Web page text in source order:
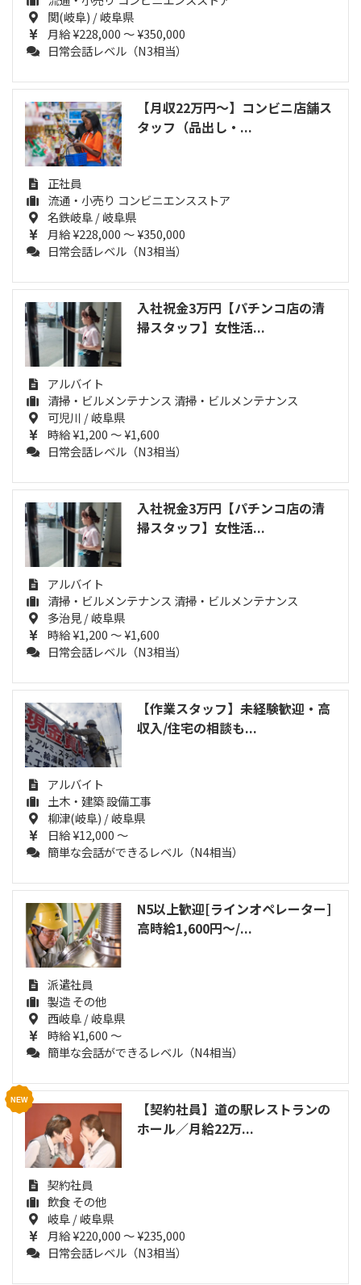
関(岐阜) / 岐阜県
月給 ¥228,000 ～ ¥350,000
日常会話レベル（N3相当）
【月収22万円～】コンビニ店舗ス
タッフ（品出し・...
正社員
流通・小売り コンビニエンスストア
名鉄岐阜 / 岐阜県
月給 ¥228,000 ～ ¥350,000
日常会話レベル（N3相当）
入社祝金3万円【パチンコ店の清
掃スタッフ】女性活...
アルバイト
清掃・ビルメンテナンス 清掃・ビルメンテナンス
可児川 / 岐阜県
時給 ¥1,200 ～ ¥1,600
日常会話レベル（N3相当）
入社祝金3万円【パチンコ店の清
掃スタッフ】女性活...
アルバイト
清掃・ビルメンテナンス 清掃・ビルメンテナンス
多治見 / 岐阜県
時給 ¥1,200 ～ ¥1,600
日常会話レベル（N3相当）
【作業スタッフ】未経験歓迎・高
収入/住宅の相談も...
アルバイト
土木・建築 設備工事
柳津(岐阜) / 岐阜県
日給 ¥12,000 ～
簡単な会話ができるレベル（N4相当）
N5以上歓迎[ラインオペレーター]
高時給1,600円～/...
派遣社員
製造 その他
西岐阜 / 岐阜県
時給 ¥1,600 ～
簡単な会話ができるレベル（N4相当）
【契約社員】道の駅レストランの
ホール／月給22万...
契約社員
飲食 その他
岐阜 / 岐阜県
月給 ¥220,000 ～ ¥235,000
日常会話レベル（N3相当）